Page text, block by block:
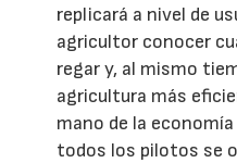
replicará a nivel de
agricultor conocer
regar y, al mismo
agricultura más
mano de la
todos los pilotos se